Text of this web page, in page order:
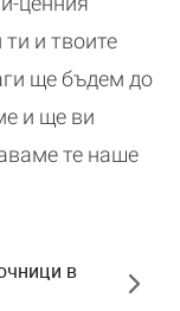
и твоите
ще бъдем до
и ще ви
те наше
в